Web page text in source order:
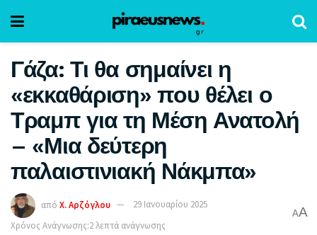
Γάζα: Τι θα σημαίνει η
«εκκαθάριση» που θέλει ο
Τραμπ για τη Μέση Ανατολή
– «Μια δεύτερη
παλαιστινιακή Νάκμπα»
από Χ. Αρζόγλου
29 Ιανουαρίου 2025
Χρόνος Ανάγνωσης:2 λεπτά ανάγνωσης
AA